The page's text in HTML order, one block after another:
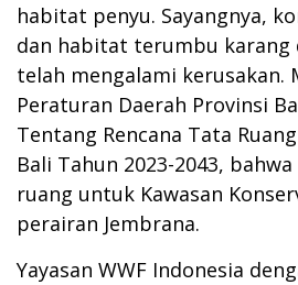
habitat penyu. Sayangnya,
dan habitat terumbu
telah mengalami kerusakan.
Peraturan Daerah Provinsi
Tentang Rencana Tata
Bali Tahun 2023-2043,
ruang untuk Kawasan
perairan Jembrana.
Yayasan WWF Indonesia